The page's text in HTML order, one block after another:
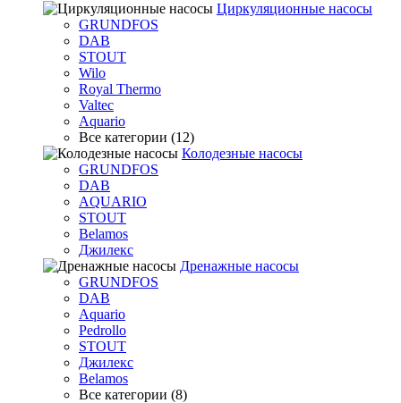
Циркуляционные насосы
GRUNDFOS
DAB
STOUT
Wilo
Royal Thermo
Valtec
Aquario
Все категории (12)
Колодезные насосы
GRUNDFOS
DAB
AQUARIO
STOUT
Belamos
Джилекс
Дренажные насосы
GRUNDFOS
DAB
Aquario
Pedrollo
STOUT
Джилекс
Belamos
Все категории (8)